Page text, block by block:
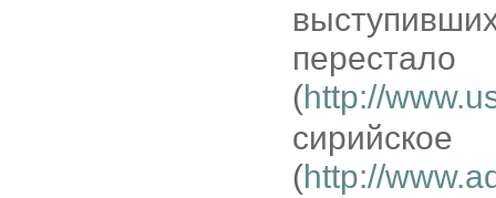
(http://
(http://